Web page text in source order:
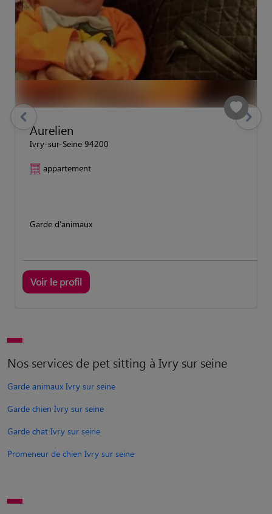
Aurelien
Ivry-sur-Seine 94200
appartement
Garde d'animaux
Voir le profil
previous Suivant
Nos services de pet sitting à Ivry sur seine
Garde animaux Ivry sur seine
Garde chien Ivry sur seine
Garde chat Ivry sur seine
Promeneur de chien Ivry sur seine